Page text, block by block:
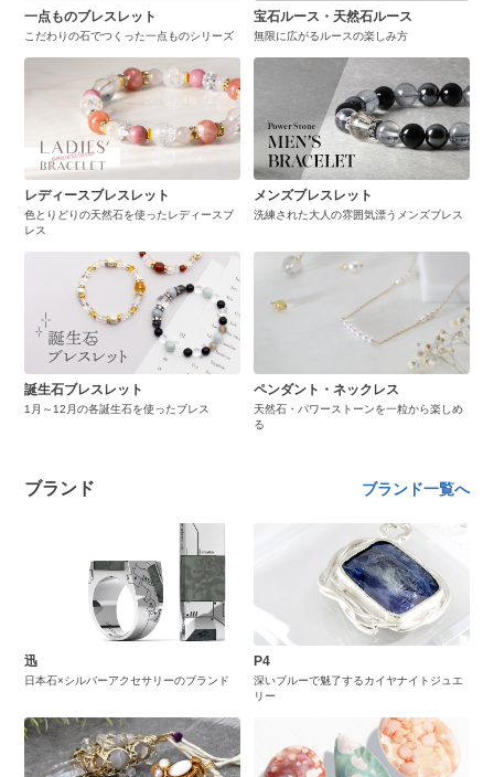
一点ものブレスレット
こだわりの石でつくった一点ものシリーズ
宝石ルース・天然石ルース
無限に広がるルースの楽しみ方
レディースブレスレット
色とりどりの天然石を使ったレディースブ
レス
メンズブレスレット
洗練された大人の雰囲気漂うメンズブレス
誕生石ブレスレット
1月～12月の各誕生石を使ったブレス
ペンダント・ネックレス
天然石・パワーストーンを一粒から楽しめ
る
ブランド ブランド一覧へ
迅
日本石×シルバーアクセサリーのブランド
P4
深いブルーで魅了するカイヤナイトジュエ
リー